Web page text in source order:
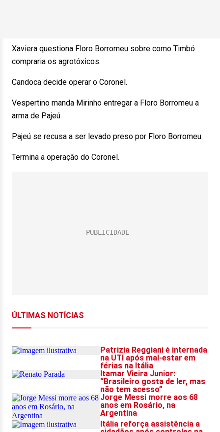
Xaviera questiona Floro Borromeu sobre como Timbó
compraria os agrotóxicos.
Candoca decide operar o Coronel.
Vespertino manda Mirinho entregar a Floro Borromeu a
arma de Pajeú.
Pajeú se recusa a ser levado preso por Floro Borromeu.
Termina a operação do Coronel.